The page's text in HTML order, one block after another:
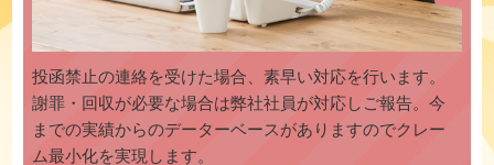
投函禁止の連絡を受けた場合、素早い対応を行います。
謝罪・回収が必要な場合は弊社社員が対応しご報告。今
までの実績からのデーターベースがありますのでクレー
ム最小化を実現します。